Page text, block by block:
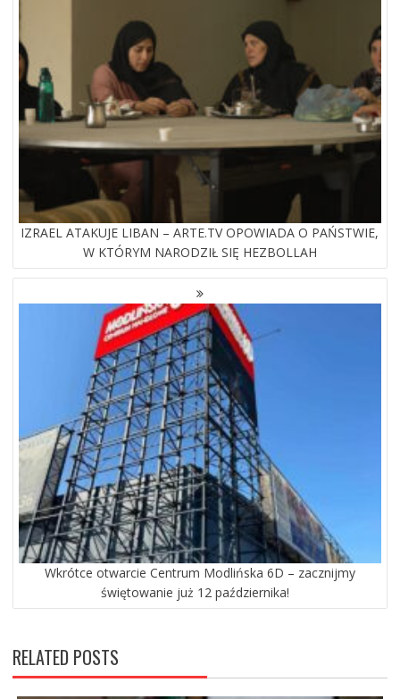
IZRAEL ATAKUJE LIBAN – ARTE.TV OPOWIADA O PAŃSTWIE,
W KTÓRYM NARODZIŁ SIĘ HEZBOLLAH
Wkrótce otwarcie Centrum Modlińska 6D – zacznijmy
świętowanie już 12 października!
RELATED POSTS